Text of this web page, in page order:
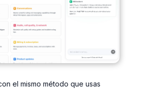
el mismo método que usas